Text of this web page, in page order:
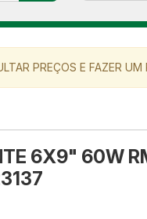
PREÇOS E FAZER UM
6X9" 60W